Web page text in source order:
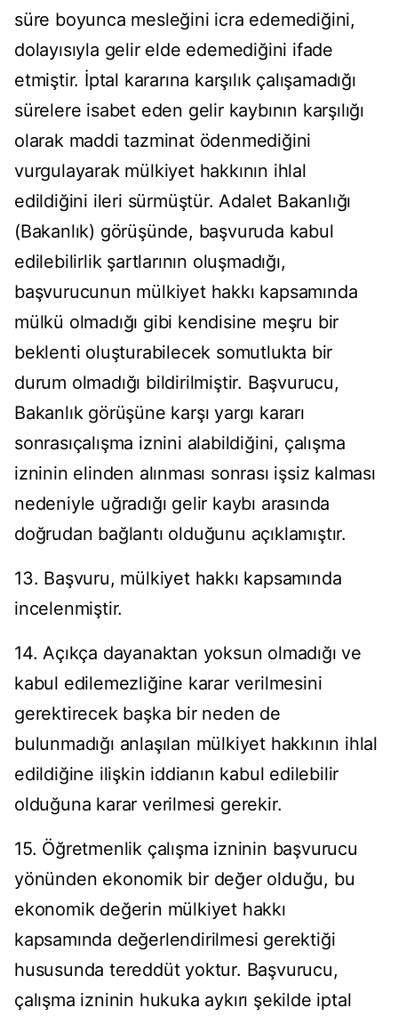
süre boyunca mesleğini icra edemediğini,
dolayısıyla gelir elde edemediğini ifade
etmiştir. İptal kararına karşılık çalışamadığı
sürelere isabet eden gelir kaybının karşılığı
olarak maddi tazminat ödenmediğini
vurgulayarak mülkiyet hakkının ihlal
edildiğini ileri sürmüştür. Adalet Bakanlığı
(Bakanlık) görüşünde, başvuruda kabul
edilebilirlik şartlarının oluşmadığı,
başvurucunun mülkiyet hakkı kapsamında
mülkü olmadığı gibi kendisine meşru bir
beklenti oluşturabilecek somutlukta bir
durum olmadığı bildirilmiştir. Başvurucu,
Bakanlık görüşüne karşı yargı kararı
sonrasıçalışma iznini alabildiğini, çalışma
izninin elinden alınması sonrası işsiz kalması
nedeniyle uğradığı gelir kaybı arasında
doğrudan bağlantı olduğunu açıklamıştır.
13. Başvuru, mülkiyet hakkı kapsamında
incelenmiştir.
14. Açıkça dayanaktan yoksun olmadığı ve
kabul edilemezliğine karar verilmesini
gerektirecek başka bir neden de
bulunmadığı anlaşılan mülkiyet hakkının ihlal
edildiğine ilişkin iddianın kabul edilebilir
olduğuna karar verilmesi gerekir.
15. Öğretmenlik çalışma izninin başvurucu
yönünden ekonomik bir değer olduğu, bu
ekonomik değerin mülkiyet hakkı
kapsamında değerlendirilmesi gerektiği
hususunda tereddüt yoktur. Başvurucu,
çalışma izninin hukuka aykırı şekilde iptal